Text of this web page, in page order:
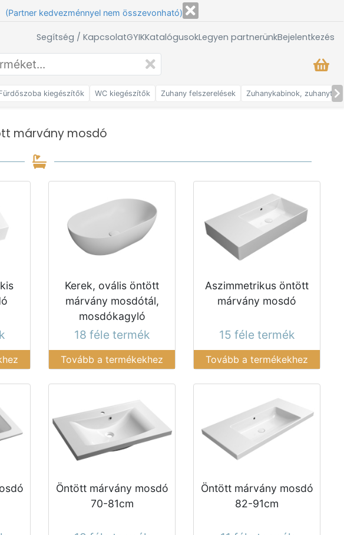
(Partner kedvezménnyel nem összevonható)
Segítség / KapcsolatGYIKKatalógusokLegyen partnerünkBejelentkezés
kiegészítők WC kiegészítők Zuhany felszerelések Zuhanykabinok,
márvány mosdó
Kerek, ovális öntött
márvány mosdótál,
mosdókagyló
18 féle termék
Tovább a termékekhez
Aszimmetrikus öntött
márvány mosdó
15 féle termék
Tovább a termékekhez
Öntött márvány mosdó
70-81cm
Öntött márvány mosdó
82-91cm